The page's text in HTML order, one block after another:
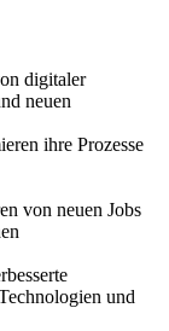
digitaler
neuen
ihre Prozesse
von neuen Jobs
und